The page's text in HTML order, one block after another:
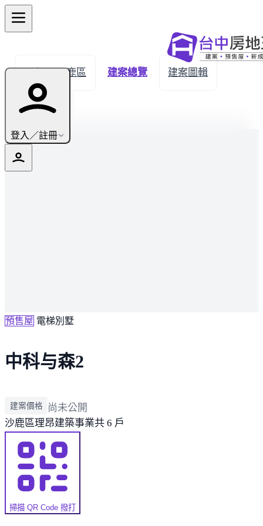
登入／註冊
← 返回沙鹿區 建案總覽 建案圖輯
生活機能
預售屋 電梯別墅
中科与森2
建案價格
尚未公開
沙鹿區理昂建築事業共 6 戶
掃描 QR Code 撥打